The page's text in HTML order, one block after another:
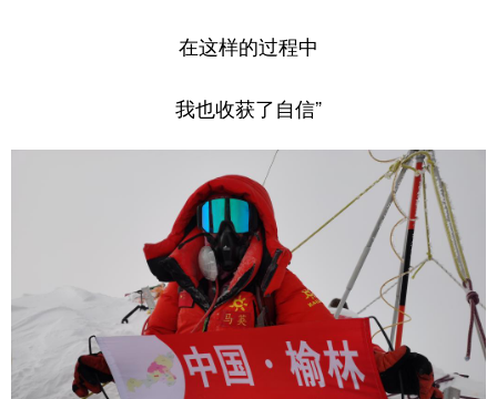
在这样的过程中
我也收获了自信”